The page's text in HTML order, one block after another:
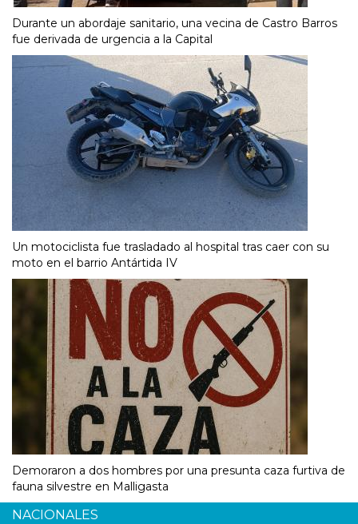
Durante un abordaje sanitario, una vecina de Castro Barros
fue derivada de urgencia a la Capital
Un motociclista fue trasladado al hospital tras caer con su
moto en el barrio Antártida IV
Demoraron a dos hombres por una presunta caza furtiva de
fauna silvestre en Malligasta
NACIONALES